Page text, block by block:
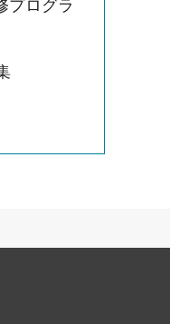
プログラ